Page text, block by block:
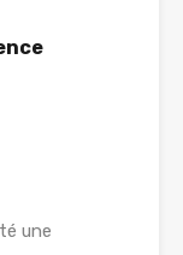
une